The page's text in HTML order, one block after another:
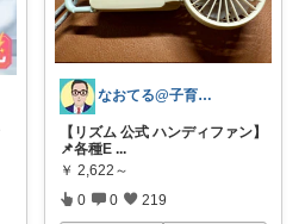
なおてる@子育て共働き いつもTHX🙏
【リズム 公式 ハンディファン】
📌各種E ...
￥ 2,622～
0 0 219